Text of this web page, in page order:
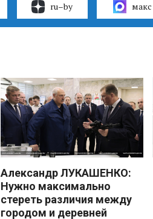
ru–by макс
Александр ЛУКАШЕНКО:
Нужно максимально
стереть различия между
городом и деревней